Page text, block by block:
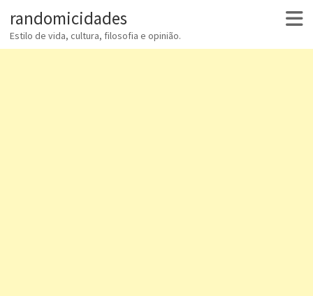
randomicidades
Estilo de vida, cultura, filosofia e opinião.